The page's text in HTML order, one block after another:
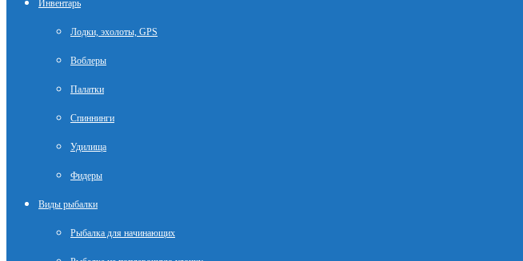
Инвентарь
Лодки, эхолоты, GPS
Воблеры
Палатки
Спиннинги
Удилища
Фидеры
Виды рыбалки
Рыбалка для начинающих